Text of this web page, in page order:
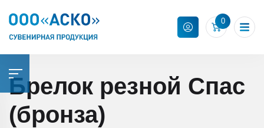
0
Брелок резной Спас
(бронза)